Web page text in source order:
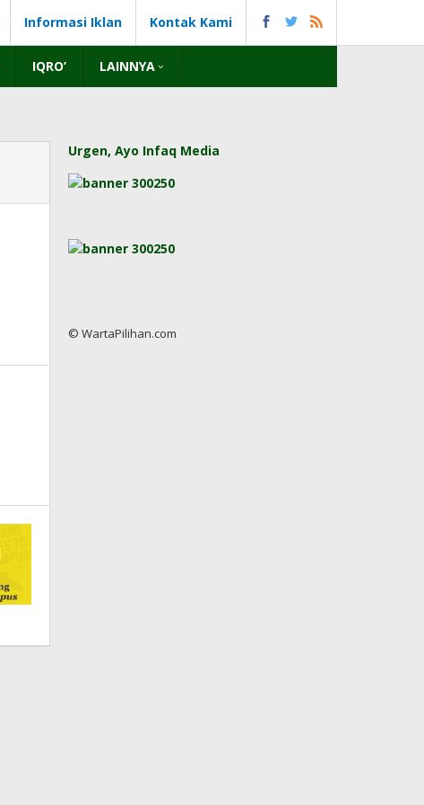
Informasi Iklan Kontak Kami
IQRO’ LAINNYA
Urgen, Ayo Infaq Media
© WartaPilihan.com